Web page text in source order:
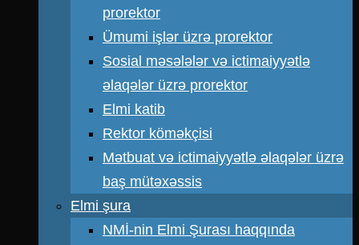
prorektor
Ümumi işlər üzrə prorektor
Sosial məsələlər və ictimaiyyətlə
əlaqələr üzrə prorektor
Elmi katib
Rektor köməkçisi
Mətbuat və ictimaiyyətlə əlaqələr üzrə
baş mütəxəssis
Elmi şura
NMİ-nin Elmi Şurası haqqında